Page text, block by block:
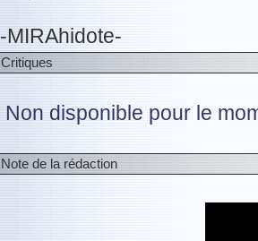
-MIRAhidote-
Critiques
Non disponible pour le
Note de la rédaction